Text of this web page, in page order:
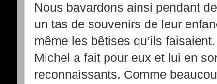
Nous bavardons ainsi pendant
un tas de souvenirs de leur
même les bêtises qu’ils
Michel a fait pour eux et lui en
reconnaissants. Comme